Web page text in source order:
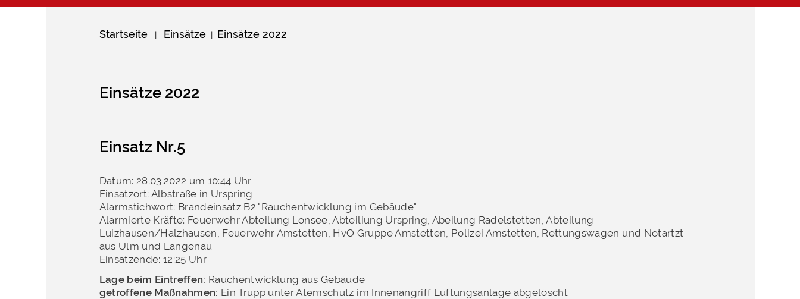
Startseite| Einsätze| Einsätze 2022
Einsätze 2022
Einsatz Nr.5
Datum: 28.03.2022 um 10:44 Uhr
Einsatzort: Albstraße in Urspring
Alarmstichwort: Brandeinsatz B2 "Rauchentwicklung im Gebäude"
Alarmierte Kräfte: Feuerwehr Abteilung Lonsee, Abteiliung Urspring, Abeilung Radelstetten, Abteilung
Luizhausen/Halzhausen, Feuerwehr Amstetten, HvO Gruppe Amstetten, Polizei Amstetten, Rettungswagen und Notartzt
aus Ulm und Langenau
Einsatzende: 12:25 Uhr
Lage beim Eintreffen: Rauchentwicklung aus Gebäude
getroffene Maßnahmen: Ein Trupp unter Atemschutz im Innenangriff Lüftungsanlage abgelöscht